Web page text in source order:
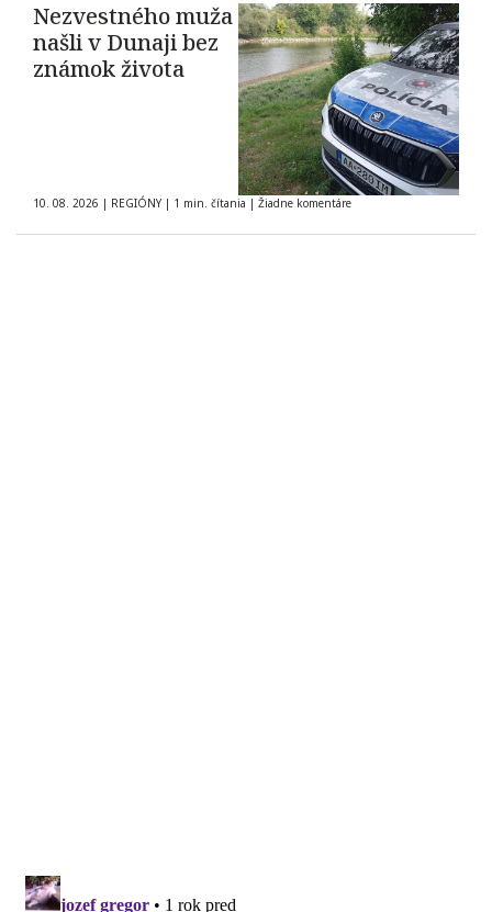
Nezvestného muža
našli v Dunaji bez
známok života
10. 08. 2026 | REGIÓNY | 1 min. čítania | Žiadne komentáre